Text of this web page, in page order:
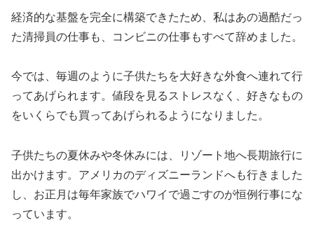
経済的な基盤を完全に構築できたため、私はあの過酷だっ
た清掃員の仕事も、コンビニの仕事もすべて辞めました。
今では、毎週のように子供たちを大好きな外食へ連れて行
ってあげられます。値段を見るストレスなく、好きなもの
をいくらでも買ってあげられるようになりました。
子供たちの夏休みや冬休みには、リゾート地へ長期旅行に
出かけます。アメリカのディズニーランドへも行きました
し、お正月は毎年家族でハワイで過ごすのが恒例行事にな
っています。